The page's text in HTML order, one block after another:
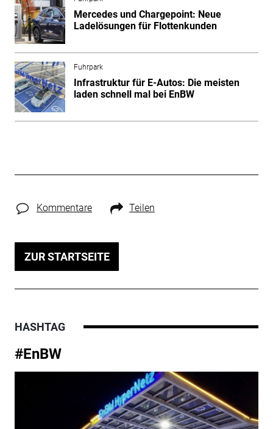
Mercedes und Chargepoint: Neue
Ladelösungen für Flottenkunden
Fuhrpark
Infrastruktur für E-Autos: Die meisten
laden schnell mal bei EnBW
Kommentare Teilen
ZUR STARTSEITE
HASHTAG
#EnBW